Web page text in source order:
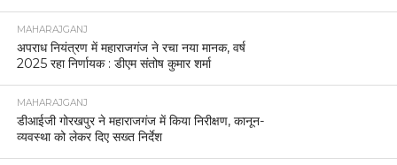
MAHARAJGANJ
अपराध नियंत्रण में महाराजगंज ने रचा नया मानक, वर्ष
2025 रहा निर्णायक : डीएम संतोष कुमार शर्मा
MAHARAJGANJ
डीआईजी गोरखपुर ने महाराजगंज में किया निरीक्षण, कानून-
व्यवस्था को लेकर दिए सख्त निर्देश